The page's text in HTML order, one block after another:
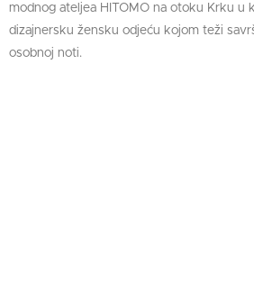
modnog ateljea HITOMO na otoku Krku u
dizajnersku žensku odjeću kojom teži
osobnoj noti.